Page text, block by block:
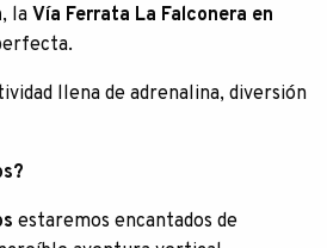
, la Vía Ferrata La Falconera en
llena de adrenalina, diversión
estaremos encantados de